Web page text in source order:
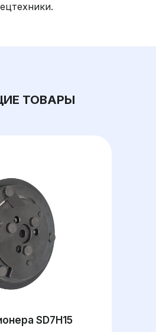
ТОВАРЫ
SD7H15